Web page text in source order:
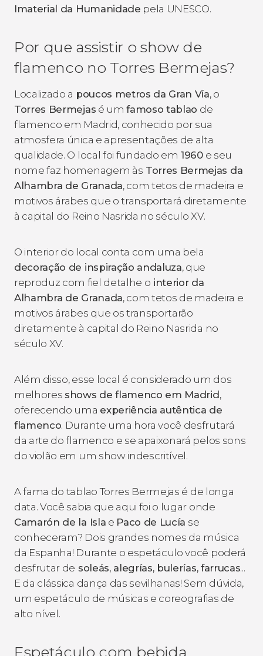
Imaterial da Humanidade pela UNESCO.
Por que assistir o show de
flamenco no Torres Bermejas?
Localizado a poucos metros da Gran Vía, o
Torres Bermejas é umfamosotablao de
flamenco em Madrid, conhecido por sua
atmosfera única e apresentações de alta
qualidade. O local foi fundado em 1960e seu
nome faz homenagem às Torres Bermejas da
Alhambra de Granada, com tetos de madeira e
motivos árabes que o transportará diretamente
à capital do Reino Nasrida no século XV.
O interior do local conta com uma bela
decoração de inspiração andaluza, que
reproduz com fiel detalhe o interior da
Alhambra de Granada, com tetos de madeira e
motivos árabes que os transportarão
diretamente à capital do Reino Nasrida no
século XV.
Além disso, esse local é considerado um dos
melhores shows de flamenco em Madrid,
oferecendo uma experiência autêntica de
flamenco. Durante uma hora você desfrutará
da arte do flamenco e se apaixonará pelos sons
do violão em um show indescritível.
A fama do tablao Torres Bermejas é de longa
data. Você sabia que aqui foi o lugar onde
Camarón de la Isla e Paco de Lucía se
conheceram? Dois grandes nomes da música
da Espanha! Durante o espetáculo você poderá
desfrutar de soleás, alegrías, bulerías, farrucas...
E da clássica dança das sevilhanas! Sem dúvida,
um espetáculo de músicas e coreografias de
alto nível.
Espetáculo com bebida